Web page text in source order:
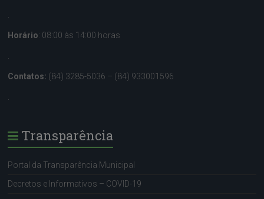
.
Horário: 08:00 às 14:00 horas
.
Contatos: (84) 3285-5036 – (84) 933001596
.
Transparência
Portal da Transparência Municipal
Decretos e Informativos – COVID-19